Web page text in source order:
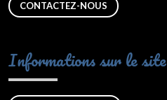
CONTACTEZ-NOUS
Informations sur le site